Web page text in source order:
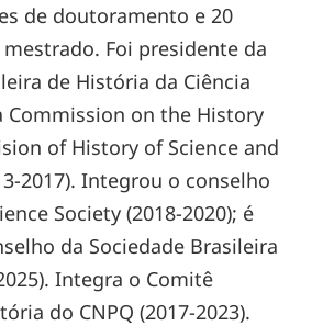
de doutoramento e 20
Foi presidente da
de História da Ciência
Commission on the History
of History of Science and
2017). Integrou o conselho
Society (2018-2020); é
da Sociedade Brasileira
Integra o Comitê
do CNPQ (2017-2023).